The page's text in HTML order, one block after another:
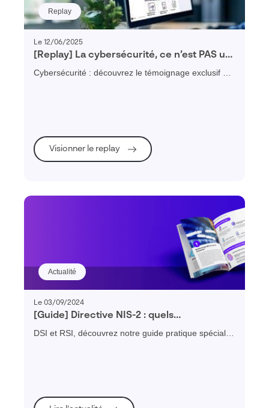
Replay
Le 12/06/2025
[Replay] La cybersécurité, ce n’est PAS un
luxe, le DSI du Groupe SPI témoigne
Cybersécurité : découvrez le témoignage exclusif du
Visionner le replay
Actualité
Le 03/09/2024
[Guide] Directive NIS-2 : quels
changements faut il prévoir ?
DSI et RSI, découvrez notre guide pratique spécial